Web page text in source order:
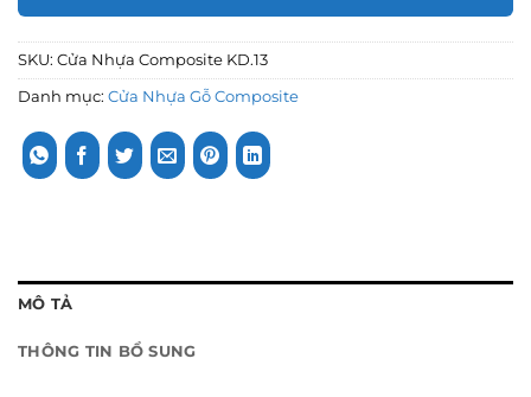
SKU: Cửa Nhựa Composite KD.13
Danh mục: Cửa Nhựa Gỗ Composite
MÔ TẢ
THÔNG TIN BỔ SUNG